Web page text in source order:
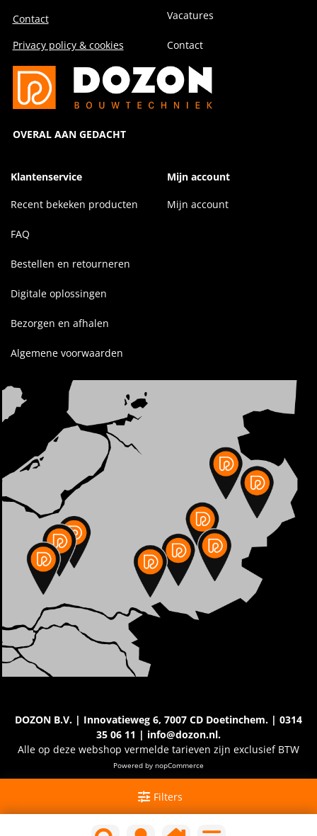
Filters
Contact
Privacy policy & cookies
OVERAL AAN GEDACHT
Vacatures
Contact
Klantenservice
Recent bekeken producten
FAQ
Bestellen en retourneren
Digitale oplossingen
Bezorgen en afhalen
Algemene voorwaarden
Mijn account
Mijn account
DOZON B.V. | Innovatieweg 6, 7007 CD Doetinchem. | 0314
35 06 11 | info@dozon.nl.
Alle op deze webshop vermelde tarieven zijn exclusief BTW
Powered by nopCommerce